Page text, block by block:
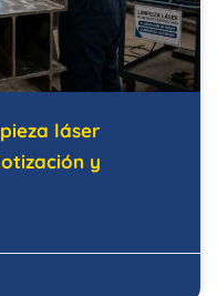
láser
y